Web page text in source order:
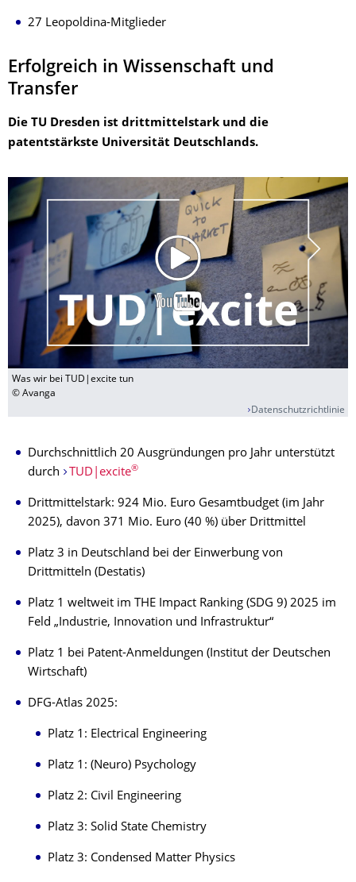
27 Leopoldina-Mitglieder
Erfolgreich in Wissenschaft und
Transfer
Die TU Dresden ist drittmittelstark und die
patentstärkste Universität Deutschlands.
Was wir bei TUD|excite tun
© Avanga
Datenschutzrichtlinie
Durchschnittlich 20 Ausgründungen pro Jahr unterstützt
durch
TUD|excite®
Drittmittelstark: 924 Mio. Euro Gesamtbudget (im Jahr
2025), davon 371 Mio. Euro (40 %) über Drittmittel
Platz 3 in Deutschland bei der Einwerbung von
Drittmitteln (Destatis)
Platz 1 weltweit im THE Impact Ranking (SDG 9) 2025 im
Feld „Industrie, Innovation und Infrastruktur“
Platz 1 bei Patent-Anmeldungen (Institut der Deutschen
Wirtschaft)
DFG-Atlas 2025:
Platz 1: Electrical Engineering
Platz 1: (Neuro) Psychology
Platz 2: Civil Engineering
Platz 3: Solid State Chemistry
Platz 3: Condensed Matter Physics